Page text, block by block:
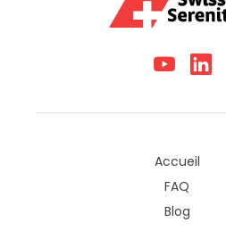
Accueil
FAQ
Blog